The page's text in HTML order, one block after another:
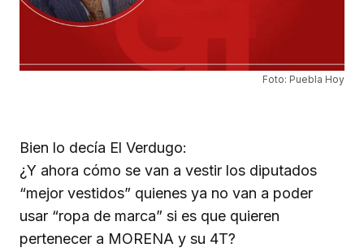
Foto: Puebla Hoy
Bien lo decía El Verdugo:
¿Y ahora cómo se van a vestir los diputados
“mejor vestidos” quienes ya no van a poder
usar “ropa de marca” si es que quieren
pertenecer a MORENA y su 4T?